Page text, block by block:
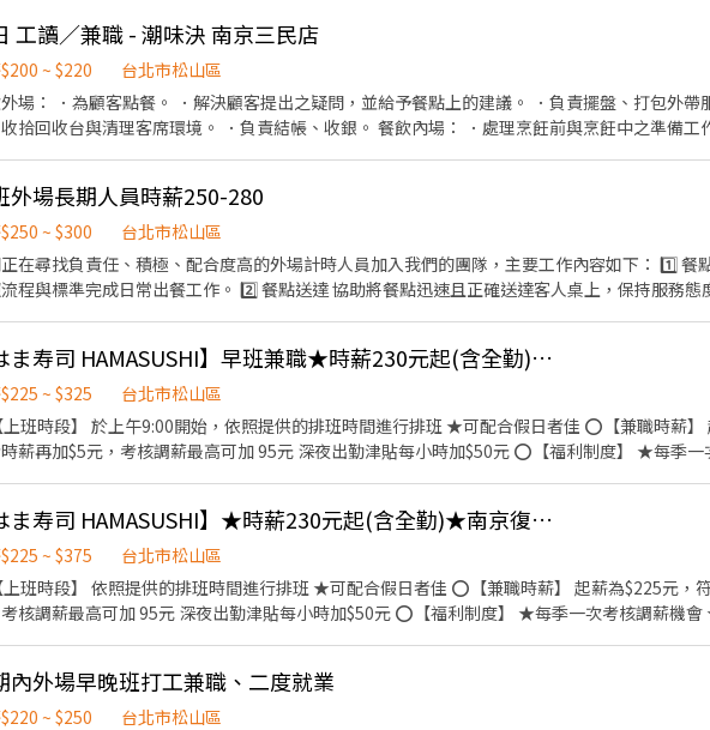
工讀／兼職 - 潮味決 南京三民店
~ $220
台北市松山區
場： ．為顧客點餐。 ．解決顧客提出之疑問，並給予餐點上的建議。 ．負責擺盤、打包外帶
台與清理客席環境。 ．負責結帳、收銀。 餐飲內場： ．處理烹飪前與烹飪中之準備工作與其他餐廳相關事務。 ．
外場長期人員時薪250-280
~ $300
台北市松山區
在尋找負責任、積極、配合度高的外場計時人員加入我們的團隊，主要工作內容如下： 1️⃣ 餐點製作 協助簡易餐點製作，
成日常出餐工作。 2️⃣ 餐點送達 協助將餐點迅速且正確送達客人桌上，保持服務態度親切有禮。 3️⃣ 餐後整理 收
清理等日常維護工作，維持良好店面形象。 ⸻ 【我們希望你】 ✔
【はま寿司 HAMASUSHI】早班兼職★時薪230元起(含全勤)★ 南京復興店
~ $325
台北市松山區
時段】 於上午9:00開始，依照提供的排班時間進行排班 ★可配合假日者佳 ⭕【兼職時薪】 起薪為$225元，符合全勤條
再加$5元，考核調薪最高可加 95元 深夜出勤津貼每小時加$50元 ⭕【福利制度】 ★每季一次考核調薪機會 ★享有特休
容 ★ＳＯＰ專業流程 ★無經驗可 ★提供完善職前教育訓練 ⭕【經營理念】 我們是日本第一的速食連鎖ZENSHO集團，我
念是"消滅世界的飢餓和貧困"，目標是成為全球第一的連鎖餐飲集團。 我們堅持使用安全及
味可口的日本國民美食-牛丼/咖哩，並以舒適衛生的用餐環境、熱情用心的服務態度、平實
客安心。不論是單獨一人、與家人一起、朋友一起，皆可享受用餐的樂趣。
【はま寿司 HAMASUSHI】★時薪230元起(含全勤)★南京復興店
~ $375
台北市松山區
段】 依照提供的排班時間進行排班 ★可配合假日者佳 ⭕【兼職時薪】 起薪為$225元，符合全勤條件者時薪再加$5
薪最高可加 95元 深夜出勤津貼每小時加$50元 ⭕【福利制度】 ★每季一次考核調薪機會 ★享有特休累積 ★免費員工
★無經驗可 ★提供完善職前教育訓練 ⭕【經營理念】 我們是日本第一的速食連鎖ZENSHO集團，我們的理念
滅世界的飢餓和貧困"，目標是成為全球第一的連鎖餐飲集團。 我們堅持使用安全及高品質的
內外場早晚班打工兼職、二度就業
~ $250 台北市松山區